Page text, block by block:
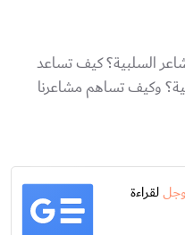
السلبية؟ كيف تساعد
وكيف تساهم مشاعرنا
لقراءة